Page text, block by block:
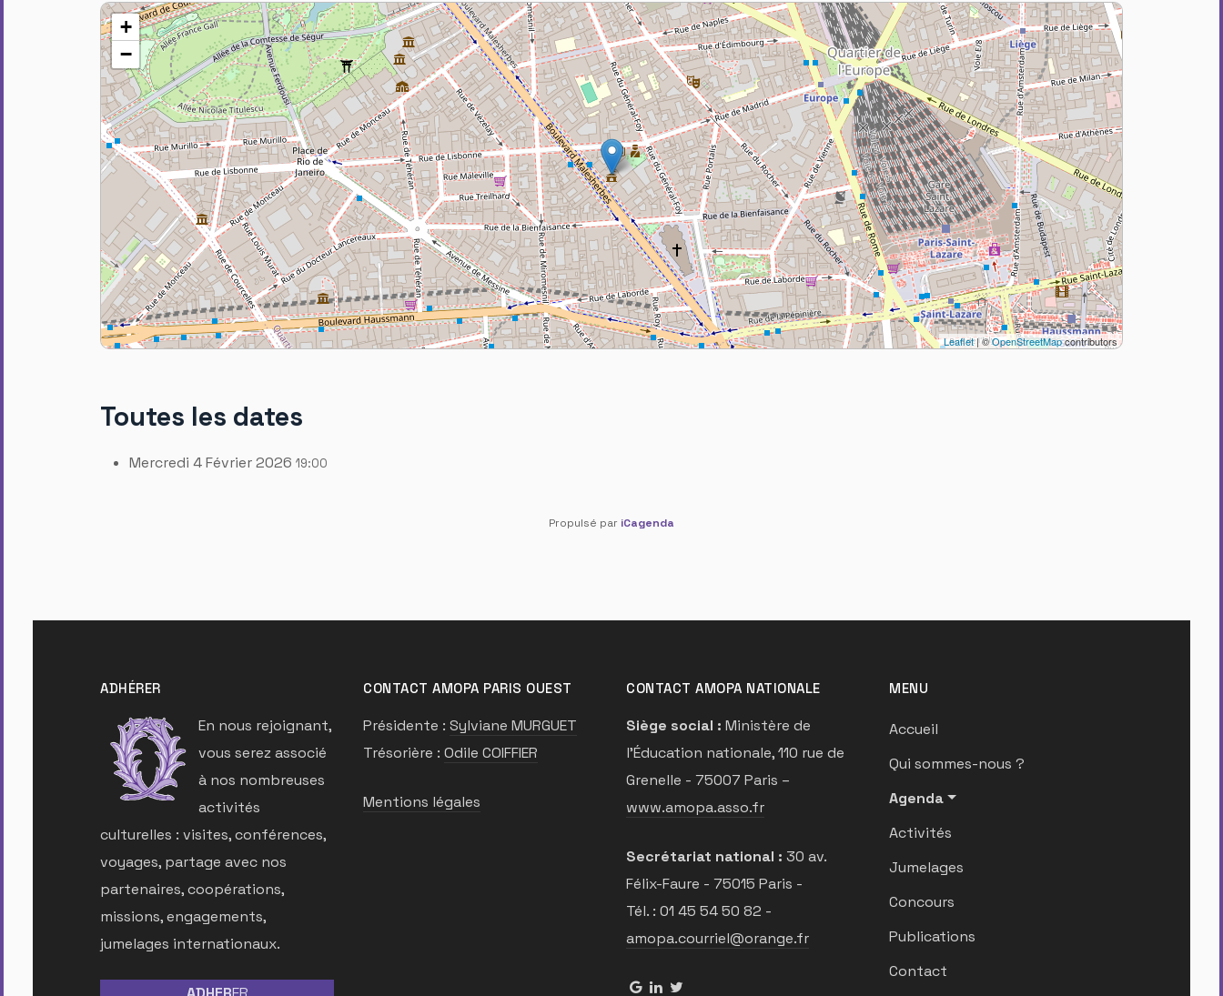
+
−
Leaflet| ©OpenStreetMapcontributors
Toutes les dates
Mercredi 4 Février 2026 19:00
Propulsé par iCagenda
ADHÉRER
En nous rejoignant,
vous serez associé
à nos nombreuses
activités
culturelles : visites, conférences,
voyages, partage avec nos
partenaires, coopérations,
missions, engagements,
jumelages internationaux.
CONTACT AMOPA PARIS OUEST
Présidente : Sylviane MURGUET
Trésorière : Odile COIFFIER
Mentions légales
CONTACT AMOPA NATIONALE
Siège social : Ministère de
l’Éducation nationale, 110 rue de
Grenelle - 75007 Paris –
www.amopa.asso.fr
Secrétariat national : 30 av.
Félix-Faure - 75015 Paris -
Tél. : 01 45 54 50 82 -
amopa.courriel@orange.fr
MENU
Accueil
Qui sommes-nous ?
Agenda
Activités
Jumelages
Concours
Publications
Contact